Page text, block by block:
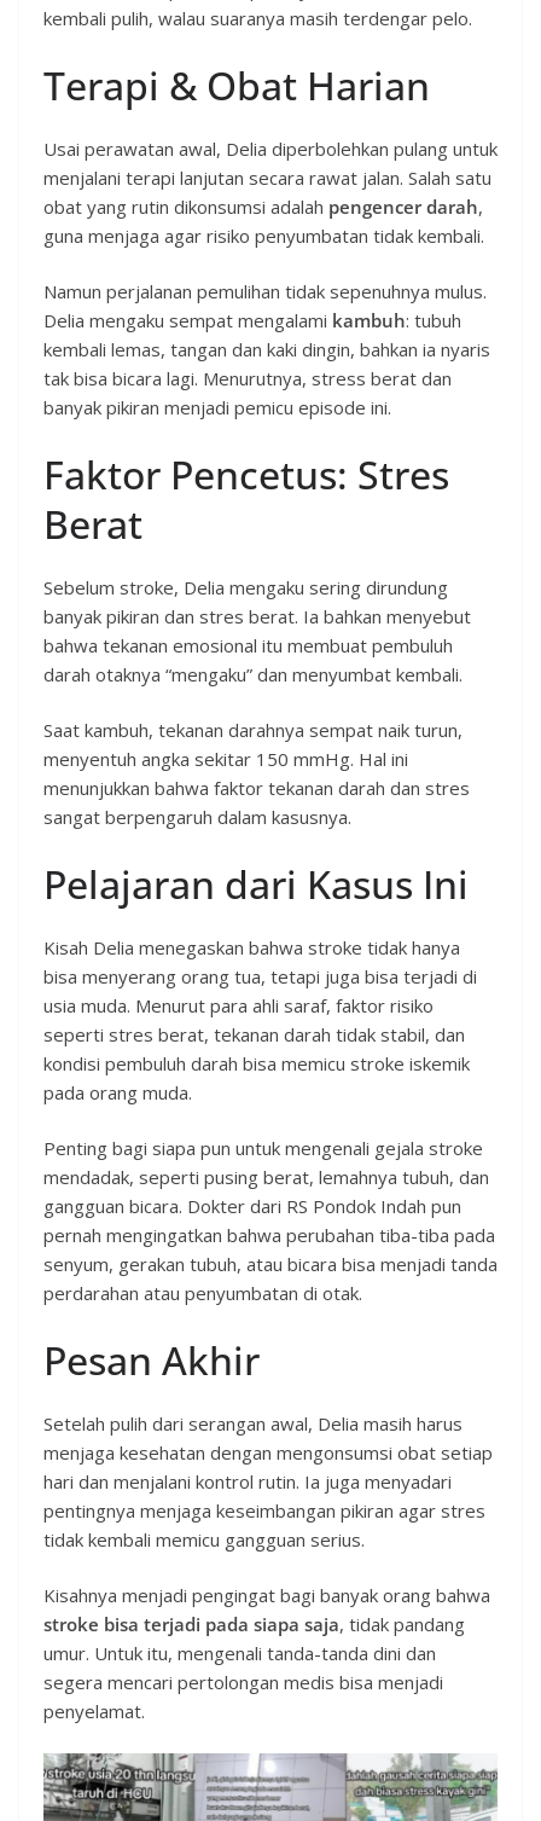
kembali pulih, walau suaranya masih terdengar pelo.
Terapi & Obat Harian
Usai perawatan awal, Delia diperbolehkan pulang untuk
menjalani terapi lanjutan secara rawat jalan. Salah satu
obat yang rutin dikonsumsi adalah pengencer darah,
guna menjaga agar risiko penyumbatan tidak kembali.
Namun perjalanan pemulihan tidak sepenuhnya mulus.
Delia mengaku sempat mengalami kambuh: tubuh
kembali lemas, tangan dan kaki dingin, bahkan ia nyaris
tak bisa bicara lagi. Menurutnya, stress berat dan
banyak pikiran menjadi pemicu episode ini.
Faktor Pencetus: Stres
Berat
Sebelum stroke, Delia mengaku sering dirundung
banyak pikiran dan stres berat. Ia bahkan menyebut
bahwa tekanan emosional itu membuat pembuluh
darah otaknya “mengaku” dan menyumbat kembali.
Saat kambuh, tekanan darahnya sempat naik turun,
menyentuh angka sekitar 150 mmHg. Hal ini
menunjukkan bahwa faktor tekanan darah dan stres
sangat berpengaruh dalam kasusnya.
Pelajaran dari Kasus Ini
Kisah Delia menegaskan bahwa stroke tidak hanya
bisa menyerang orang tua, tetapi juga bisa terjadi di
usia muda. Menurut para ahli saraf, faktor risiko
seperti stres berat, tekanan darah tidak stabil, dan
kondisi pembuluh darah bisa memicu stroke iskemik
pada orang muda.
Penting bagi siapa pun untuk mengenali gejala stroke
mendadak, seperti pusing berat, lemahnya tubuh, dan
gangguan bicara. Dokter dari RS Pondok Indah pun
pernah mengingatkan bahwa perubahan tiba-tiba pada
senyum, gerakan tubuh, atau bicara bisa menjadi tanda
perdarahan atau penyumbatan di otak.
Pesan Akhir
Setelah pulih dari serangan awal, Delia masih harus
menjaga kesehatan dengan mengonsumsi obat setiap
hari dan menjalani kontrol rutin. Ia juga menyadari
pentingnya menjaga keseimbangan pikiran agar stres
tidak kembali memicu gangguan serius.
Kisahnya menjadi pengingat bagi banyak orang bahwa
stroke bisa terjadi pada siapa saja, tidak pandang
umur. Untuk itu, mengenali tanda-tanda dini dan
segera mencari pertolongan medis bisa menjadi
penyelamat.